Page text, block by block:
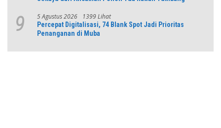
9 5 Agustus 2026 1399 Lihat
Percepat Digitalisasi, 74 Blank Spot Jadi Prioritas
Penanganan di Muba